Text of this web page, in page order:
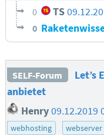
0 TS
0
SELF-Forum
Let’s
anbietet
Henry 09.12.2019
webhosting
webserver